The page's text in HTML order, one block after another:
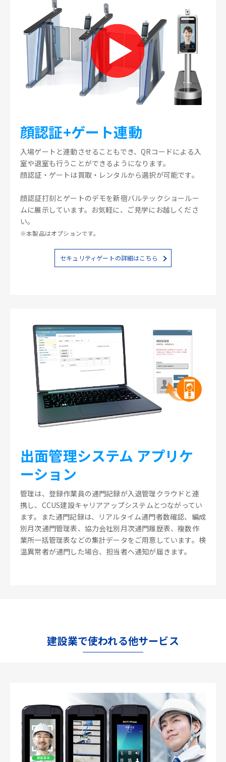
顔認証+ゲート連動
入場ゲートと連動させることもでき、QRコードによる入
室や退室も行うことができるようになります。
顔認証・ゲートは買取・レンタルから選択が可能です。
顔認証打刻とゲートのデモを新宿バルテックショールー
ムに展示しています。お気軽に、ご見学にお越しくださ
い。
※本製品はオプションです。
セキュリティゲートの詳細はこちら
出面管理システム アプリケ
ーション
管理は、登録作業員の通門記録が入退管理クラウドと連
携し、CCUS建設キャリアアップシステムとつながってい
ます。また通門記録は、リアルタイム通門者数確認、編成
別月次通門管理表、協力会社別月次通門履歴表、複数作
業所一括管理表などの集計データをご用意しています。検
温異常者が通門した場合、担当者へ通知が届きます。
建設業で使われる他サービス